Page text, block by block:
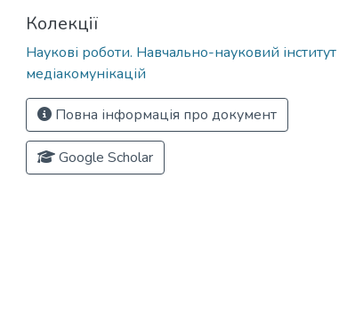
Колекції
Наукові роботи. Навчально-науковий інститут
медіакомунікацій
Повна інформація про документ
Google Scholar